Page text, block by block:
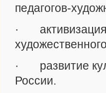
педагогов-
· активизация
· развитие
России.